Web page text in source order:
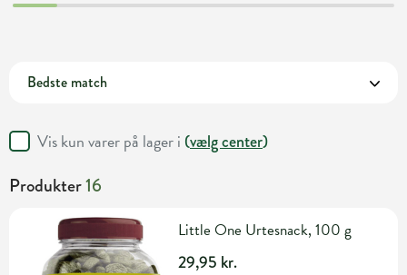
Vis kun varer på lager i (vælg center)
Produkter16
Little One Urtesnack, 100 g
29,95 kr.